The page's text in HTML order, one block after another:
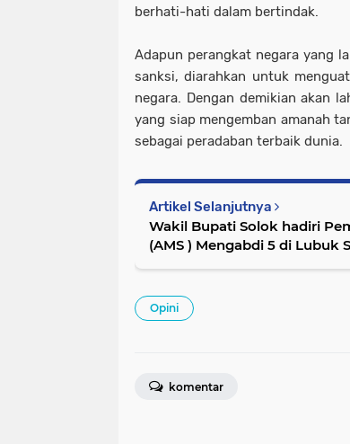
berhati-hati dalam bertindak.
Adapun perangkat negara yang
sanksi, diarahkan untuk
negara. Dengan demikian akan
yang siap mengemban amanah
sebagai peradaban terbaik dunia.
Artikel Selanjutnya
Wakil Bupati Solok hadiri
(AMS ) Mengabdi 5 di
Opini
komentar